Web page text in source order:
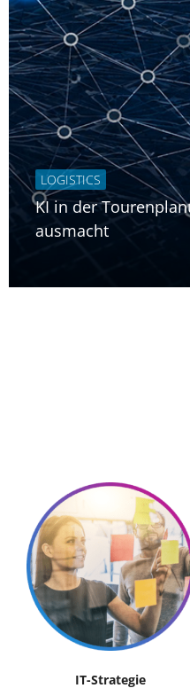
LOGISTICS
KI in der
ausmacht
IT-Strategie